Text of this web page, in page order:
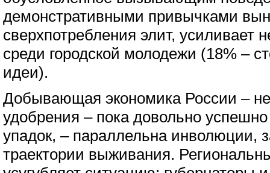
демонстративными привычками
сверхпотребления элит, усиливает
среди городской молодежи (18% –
идеи).
Добывающая экономика России –
удобрения – пока довольно
упадок, – параллельна инволюции,
траектории выживания.